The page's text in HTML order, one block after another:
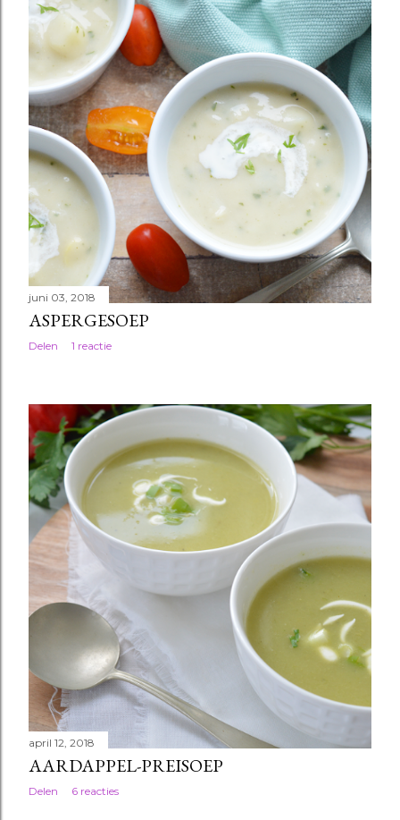
juni 03, 2018
ASPERGESOEP
Delen 1 reactie
april 12, 2018
AARDAPPEL-PREISOEP
Delen 6 reacties